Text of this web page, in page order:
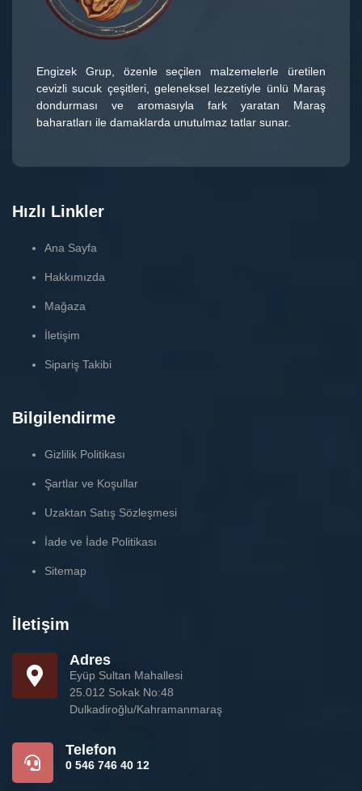
Engizek Grup, özenle seçilen malzemelerle üretilen
cevizli sucuk çeşitleri, geleneksel lezzetiyle ünlü Maraş
dondurması ve aromasıyla fark yaratan Maraş
baharatları ile damaklarda unutulmaz tatlar sunar.
Hızlı Linkler
Ana Sayfa
Hakkımızda
Mağaza
İletişim
Sipariş Takibi
Bilgilendirme
Gizlilik Politikası
Şartlar ve Koşullar
Uzaktan Satış Sözleşmesi
İade ve İade Politikası
Sitemap
İletişim
Adres
Eyüp Sultan Mahallesi
25.012 Sokak No:48
Dulkadiroğlu/Kahramanmaraş
Telefon
0 546 746 40 12